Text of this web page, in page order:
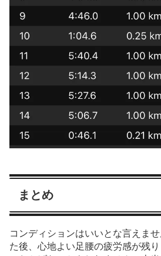
まとめ
コンディションはいいとな言えま
た後、心地よい足腰の疲労感が残